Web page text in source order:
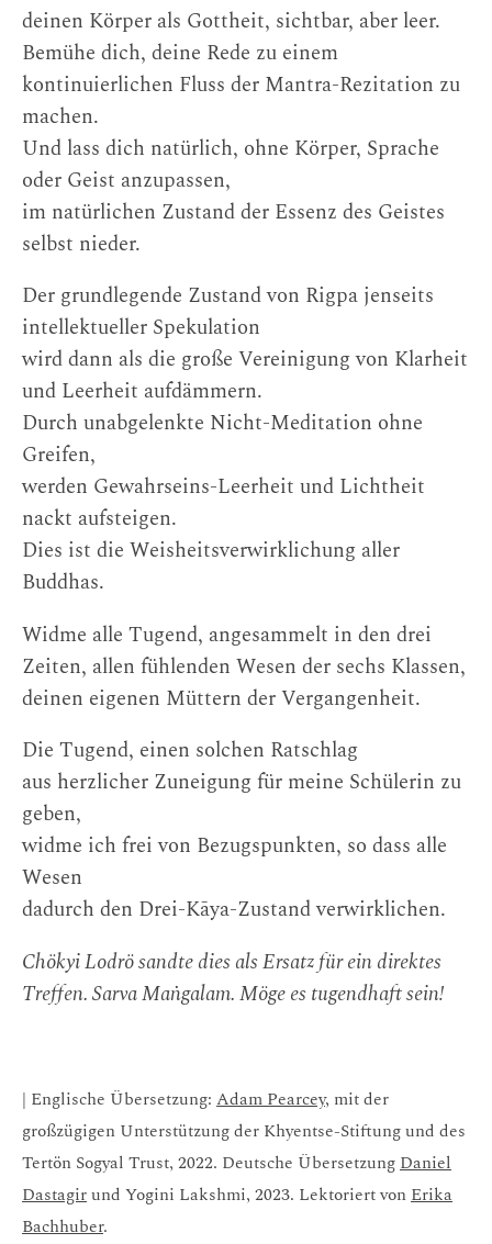
deinen Körper als Gottheit, sichtbar, aber leer.
Bemühe dich, deine Rede zu einem
kontinuierlichen Fluss der Mantra-Rezitation zu
machen.
Und lass dich natürlich, ohne Körper, Sprache
oder Geist anzupassen,
im natürlichen Zustand der Essenz des Geistes
selbst nieder.
Der grundlegende Zustand von Rigpa jenseits
intellektueller Spekulation
wird dann als die große Vereinigung von Klarheit
und Leerheit aufdämmern.
Durch unabgelenkte Nicht-Meditation ohne
Greifen,
werden Gewahrseins-Leerheit und Lichtheit
nackt aufsteigen.
Dies ist die Weisheitsverwirklichung aller
Buddhas.
Widme alle Tugend, angesammelt in den drei
Zeiten, allen fühlenden Wesen der sechs Klassen,
deinen eigenen Müttern der Vergangenheit.
Die Tugend, einen solchen Ratschlag
aus herzlicher Zuneigung für meine Schülerin zu
geben,
widme ich frei von Bezugspunkten, so dass alle
Wesen
dadurch den Drei-Kāya-Zustand verwirklichen.
Chökyi Lodrö sandte dies als Ersatz für ein direktes
Treffen. Sarva Maṅgalam. Möge es tugendhaft sein!
| Englische Übersetzung: Adam Pearcey, mit der
großzügigen Unterstützung der Khyentse-Stiftung und des
Tertön Sogyal Trust, 2022. Deutsche ÜbersetzungDaniel
Dastagirund Yogini Lakshmi, 2023. Lektoriert vonErika
Bachhuber.